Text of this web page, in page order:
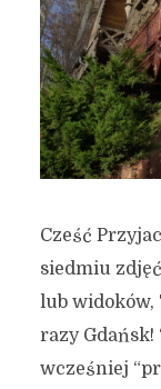
Cześć
siedmiu
lub widoków,
razy Gdańsk!
wcześniej